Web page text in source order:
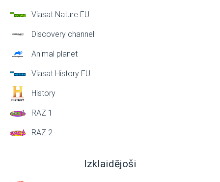
Viasat Nature EU
Discovery channel
Animal planet
Viasat History EU
History
RAZ 1
RAZ 2
Izklaidējoši